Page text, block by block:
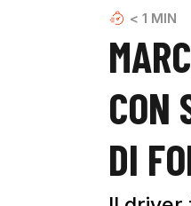
< 1 MIN
CON
DI